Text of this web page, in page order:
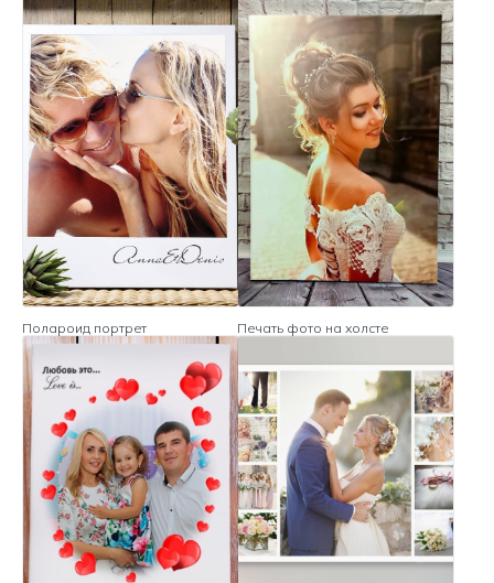
Полароид портрет Печать фото на холсте